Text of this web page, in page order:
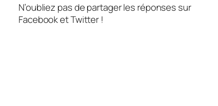
N’oubliez pas de partager les réponses sur
Facebook et Twitter !